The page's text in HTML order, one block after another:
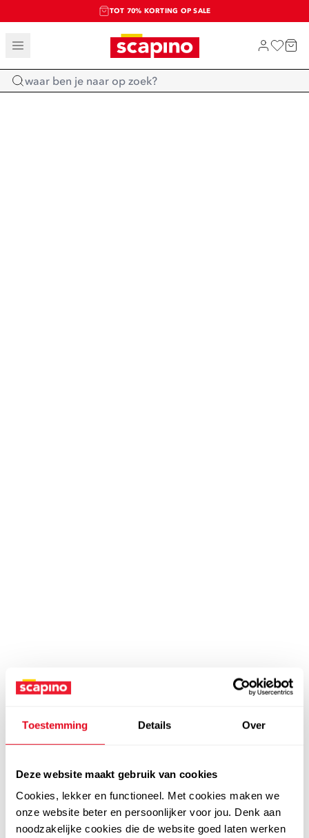
Toestemming Details Over
Deze website maakt gebruik van cookies
Cookies, lekker en functioneel. Met cookies maken we
onze website beter en persoonlijker voor jou. Denk aan
noodzakelijke cookies die de website goed laten werken
TOT 70% KORTING OP SALE
SALE: LAATSTE KANS!
SHOP NIEUW
Home